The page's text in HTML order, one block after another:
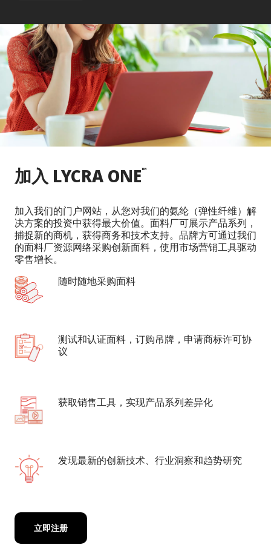
加入 LYCRA ONE™
加入我们的门户网站，从您对我们的氨纶（弹性纤维）解
决方案的投资中获得最大价值。面料厂可展示产品系列，
捕捉新的商机，获得商务和技术支持。品牌方可通过我们
的面料厂资源网络采购创新面料，使用市场营销工具驱动
零售增长。
随时随地采购面料
测试和认证面料，订购吊牌，申请商标许可协
议
获取销售工具，实现产品系列差异化
发现最新的创新技术、行业洞察和趋势研究
立即注册